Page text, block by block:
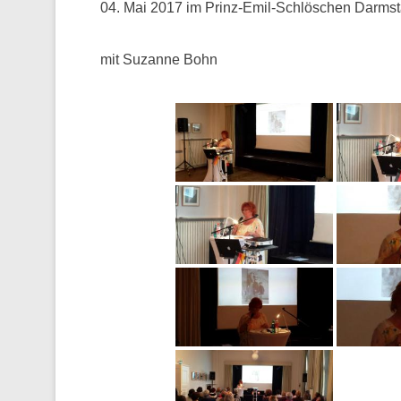
04. Mai 2017 im Prinz-Emil-Schlöschen
mit Suzanne Bohn